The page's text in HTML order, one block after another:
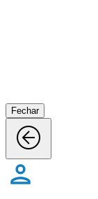
Fechar